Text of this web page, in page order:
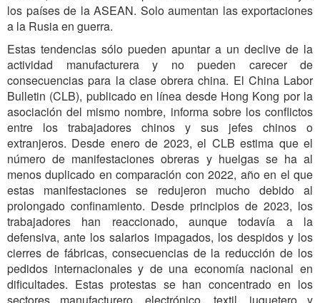
los países de la ASEAN. Solo aumentan las exportaciones
a la Rusia en guerra.
Estas tendencias sólo pueden apuntar a un declive de la
actividad manufacturera y no pueden carecer de
consecuencias para la clase obrera china. El China Labor
Bulletin (CLB), publicado en línea desde Hong Kong por la
asociación del mismo nombre, informa sobre los conflictos
entre los trabajadores chinos y sus jefes chinos o
extranjeros. Desde enero de 2023, el CLB estima que el
número de manifestaciones obreras y huelgas se ha al
menos duplicado en comparación con 2022, año en el que
estas manifestaciones se redujeron mucho debido al
prolongado confinamiento. Desde principios de 2023, los
trabajadores han reaccionado, aunque todavía a la
defensiva, ante los salarios impagados, los despidos y los
cierres de fábricas, consecuencias de la reducción de los
pedidos internacionales y de una economía nacional en
dificultades. Estas protestas se han concentrado en los